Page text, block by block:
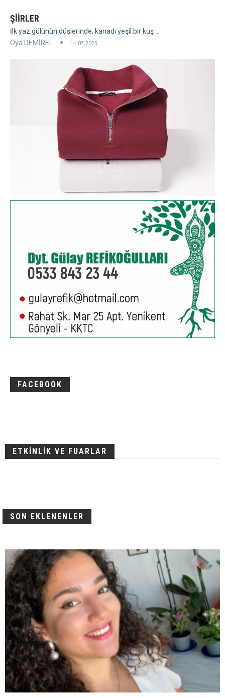
ŞİİRLER
İlk yaz gülünün düşlerinde, kanadı yeşil bir kuş ...
Oya DEMİREL
14.07.2025
FACEBOOK
ETKİNLİK VE FUARLAR
SON EKLENENLER